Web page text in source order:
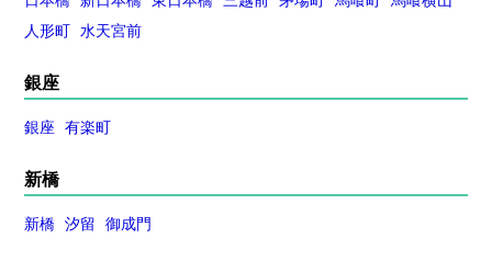
人形町 水天宮前
銀座
銀座 有楽町
新橋
新橋 汐留 御成門